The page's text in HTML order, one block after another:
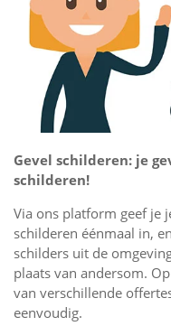
Gevel schilderen: je
schilderen!
Via ons platform geef je
schilderen éénmaal in,
schilders uit de
plaats van andersom.
van verschillende
eenvoudig.